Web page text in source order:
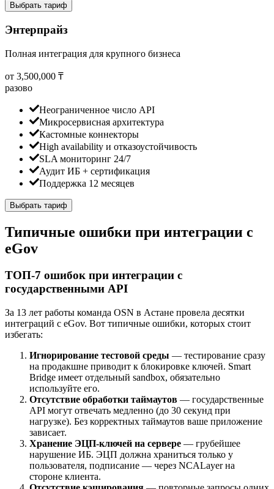
Выбрать тариф
Энтерпрайз
Полная интеграция для крупного бизнеса
от 3,500,000 ₸
разово
Неограниченное число API
Микросервисная архитектура
Кастомные коннекторы
High availability и отказоустойчивость
SLA мониторинг 24/7
Аудит ИБ + сертификация
Поддержка 12 месяцев
Выбрать тариф
Типичные ошибки при интеграции с
eGov
ТОП-7 ошибок при интеграции с
государственными API
За 13 лет работы команда OSN в Астане провела десятки
интеграций с eGov. Вот типичные ошибки, которых стоит
избегать:
Игнорирование тестовой среды — тестирование сразу
на продакшне приводит к блокировке ключей. Smart
Bridge имеет отдельный sandbox, обязательно
используйте его.
Отсутствие обработки таймаутов — государственные
API могут отвечать медленно (до 30 секунд при
нагрузке). Без корректных таймаутов ваше приложение
зависает.
Хранение ЭЦП-ключей на сервере — грубейшее
нарушение ИБ. ЭЦП должна храниться только у
пользователя, подписание — через NCALayer на
стороне клиента.